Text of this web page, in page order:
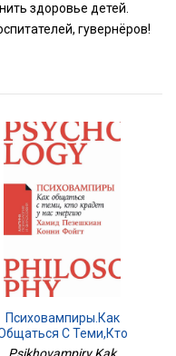
здоровье детей.
гувернёров!
Психовампиры.Как
С Теми,кто
Крадет У Нас Энергию
Psikhovampiry.Kak